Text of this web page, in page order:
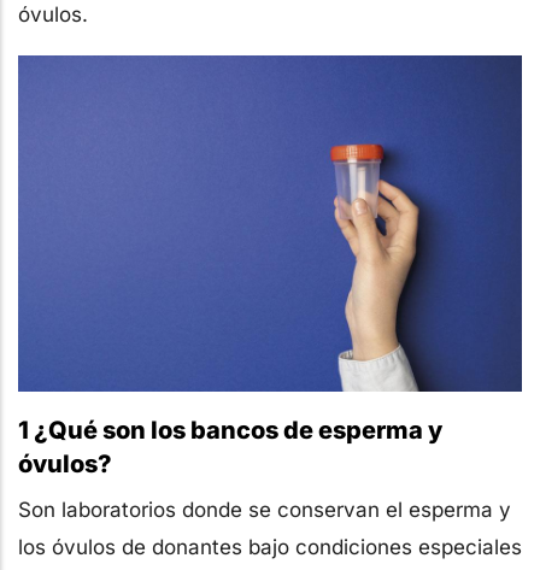
óvulos.
1 ¿Qué son los bancos de esperma y
óvulos?
Son laboratorios donde se conservan el esperma y
los óvulos de donantes bajo condiciones especiales